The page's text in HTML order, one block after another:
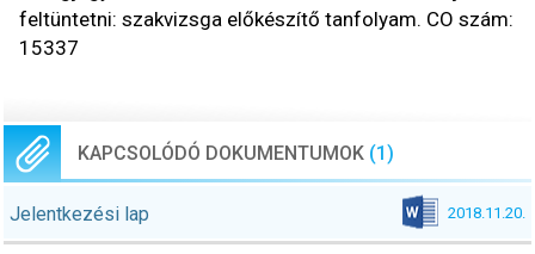
feltüntetni: szakvizsga előkészítő tanfolyam. CO szám:
15337
KAPCSOLÓDÓ DOKUMENTUMOK (1)
Jelentkezési lap 2018.11.20.